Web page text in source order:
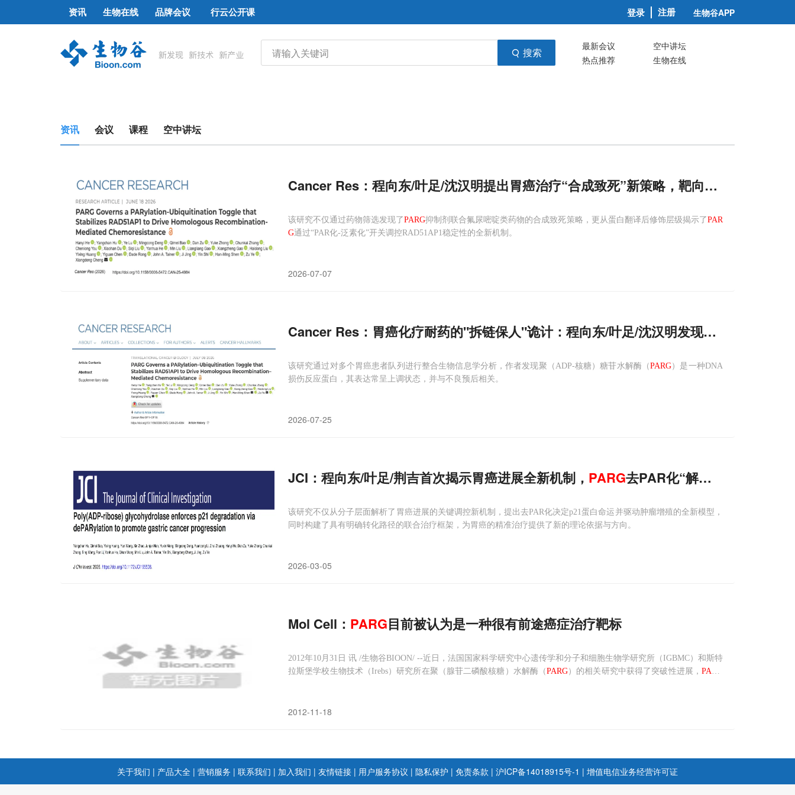
资讯 生物在线 品牌会议 行云公开课 登录 注册 生物谷APP
搜索 最新会议
空中讲坛
热点推荐
生物在线
资讯 会议 课程 空中讲坛
Cancer Res：程向东/叶足/沈汉明提出胃癌治疗“合成致死”新策略，靶向PARG
该研究不仅通过药物筛选发现了PARG抑制剂联合氟尿嘧啶类药物的合成致死策略，更从蛋白翻译后修饰层级揭示了PAR
G通过“PAR化-泛素化”开关调控RAD51AP1稳定性的全新机制。
2026-07-07
Cancer Res：胃癌化疗耐药的"拆链保人"诡计：程向东/叶足/沈汉明发现PARG
该研究通过对多个胃癌患者队列进行整合生物信息学分析，作者发现聚（ADP-核糖）糖苷水解酶（PARG）是一种DNA
损伤反应蛋白，其表达常呈上调状态，并与不良预后相关。
2026-07-25
JCI：程向东/叶足/荆吉首次揭示胃癌进展全新机制， PARG去PAR化“解锁”p21降解开
该研究不仅从分子层面解析了胃癌进展的关键调控新机制，提出去PAR化决定p21蛋白命运并驱动肿瘤增殖的全新模型，
同时构建了具有明确转化路径的联合治疗框架，为胃癌的精准治疗提供了新的理论依据与方向。
2026-03-05
Mol Cell： PARG目前被认为是一种很有前途癌症治疗靶标
2012年10月31日 讯 /生物谷BIOON/ --近日，法国国家科学研究中心遗传学和分子和细胞生物学研究所（IGBMC）和斯特
拉斯堡学校生物技术（Irebs）研究所在聚（腺苷二磷酸核糖）水解酶（PARG）的相关研究中获得了突破性进展， PARG
2012-11-18
关于我们 | 产品大全 | 营销服务 | 联系我们 | 加入我们 | 友情链接 | 用户服务协议 | 隐私保护 | 免责条款 | 沪ICP备14018915号-1 | 增值电信业务经营许可证